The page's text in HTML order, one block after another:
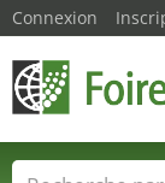
Connexion